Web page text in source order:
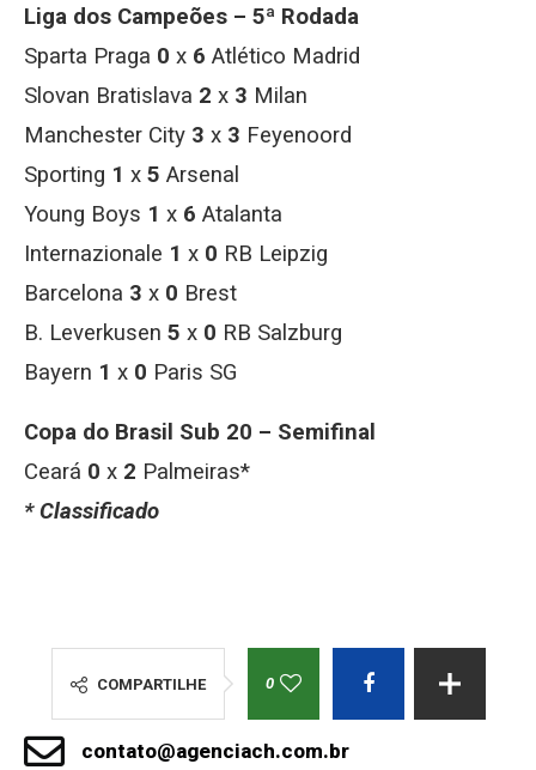
Liga dos Campeões – 5ª Rodada
Sparta Praga 0 x 6 Atlético Madrid
Slovan Bratislava 2 x 3 Milan
Manchester City 3 x 3 Feyenoord
Sporting 1 x 5 Arsenal
Young Boys 1 x 6 Atalanta
Internazionale 1 x 0 RB Leipzig
Barcelona 3 x 0 Brest
B. Leverkusen 5 x 0 RB Salzburg
Bayern 1 x 0 Paris SG
Copa do Brasil Sub 20 – Semifinal
Ceará 0 x 2 Palmeiras*
* Classificado
COMPARTILHE 0
contato@agenciach.com.br